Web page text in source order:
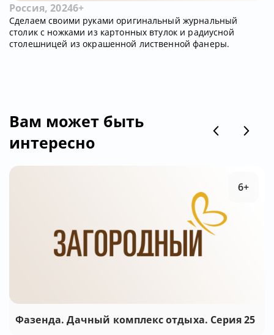
Россия, 20246+
Сделаем своими руками оригинальный журнальный
столик с ножками из картонных втулок и радиусной
столешницей из окрашенной лиственной фанеры.
Вам может быть
интересно
Фазенда. Дачный комплекс отдыха. Серия 25
6+